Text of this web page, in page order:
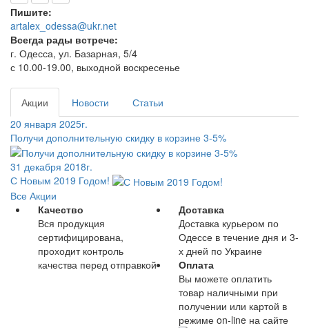
Пишите:
artalex_odessa@ukr.net
Всегда рады встрече:
г. Одесса, ул. Базарная, 5/4
с 10.00-19.00, выходной воскресенье
Акции Новости
Статьи
20 января 2025г.
Получи дополнительную скидку в корзине 3-5%
31 декабря 2018г.
С Новым 2019 Годом!
Все Акции
Качество
Вся продукция
сертифицирована,
проходит контроль
качества перед отправкой
Доставка
Доставка курьером по
Одессе в течение дня и 3-
х дней по Украине
Оплата
Вы можете оплатить
товар наличными при
получении или картой в
режиме on-line на сайте